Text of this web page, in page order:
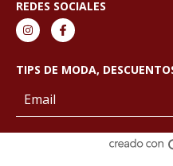
REDES SOCIALES
TIPS DE MODA,